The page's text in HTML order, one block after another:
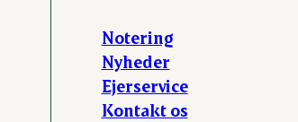
Notering
Nyheder
Ejerservice
Kontakt os